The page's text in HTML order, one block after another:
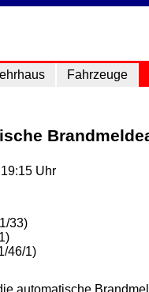
Fahrzeuge
Uhr
33)
46/1)
automatische